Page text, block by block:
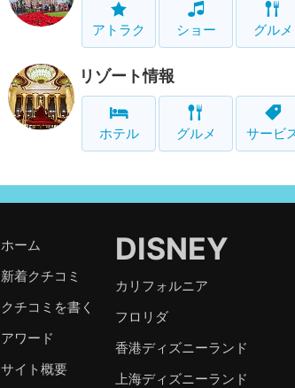
アトラク ショー グルメ
リゾート情報
ホテル グルメ サービ
ホーム
新着クチコミ
クチコミを書く
アワード
サイト概要
DISNEY
カリフォルニア
フロリダ
香港ディズニーランド
上海ディズニーランド